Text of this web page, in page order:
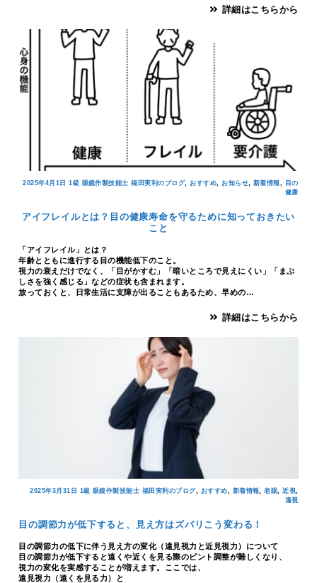
詳細はこちらから
2025年4月1日 1級 眼鏡作製技能士 福田実利のブログ, おすすめ お知らせ 新着情報
目の
健康
アイフレイルとは？目の健康寿命を守るために知っておきたい
こと
「アイフレイル」とは？
年齢とともに進行する目の機能低下のこと。
視力の衰えだけでなく、「目がかすむ」「暗いところで見えにくい」「まぶ
しさを強く感じる」などの症状も含まれます。
放っておくと、日常生活に支障が出ることもあるため、早めの…
詳細はこちらから
2025年3月31日 1級 眼鏡作製技能士 福田実利のブログ, おすすめ 新着情報 ,老眼 ,近視
遠視
目の調節力が低下すると、見え方はズバリこう変わる！
目の調節力の低下に伴う見え方の変化（遠見視力と近見視力）について
目の調節力が低下すると遠くや近くを見る際のピント調整が難しくなり、
視力の変化を実感することが増えます。ここでは、
遠見視力（遠くを見る力）と